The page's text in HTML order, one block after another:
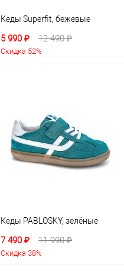
Кеды Superfit, бежевые
5 990 ₽ 12 490 ₽
Скидка 52%
Кеды PABLOSKY, зелёные
7 490 ₽ 11 990 ₽
Скидка 38%